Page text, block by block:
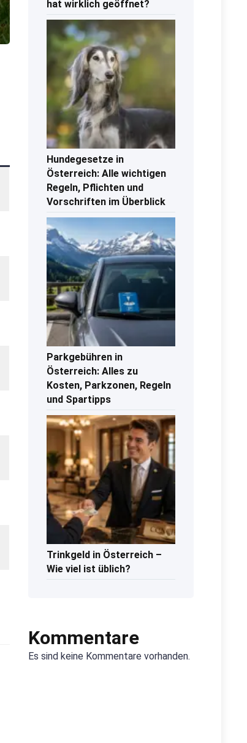
hat wirklich geöffnet?
Hundegesetze in
Österreich: Alle wichtigen
Regeln, Pflichten und
Vorschriften im Überblick
Parkgebühren in
Österreich: Alles zu
Kosten, Parkzonen, Regeln
und Spartipps
Trinkgeld in Österreich –
Wie viel ist üblich?
Kommentare
Es sind keine Kommentare vorhanden.